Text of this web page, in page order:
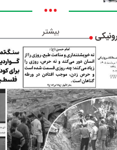
•••
بیشتر